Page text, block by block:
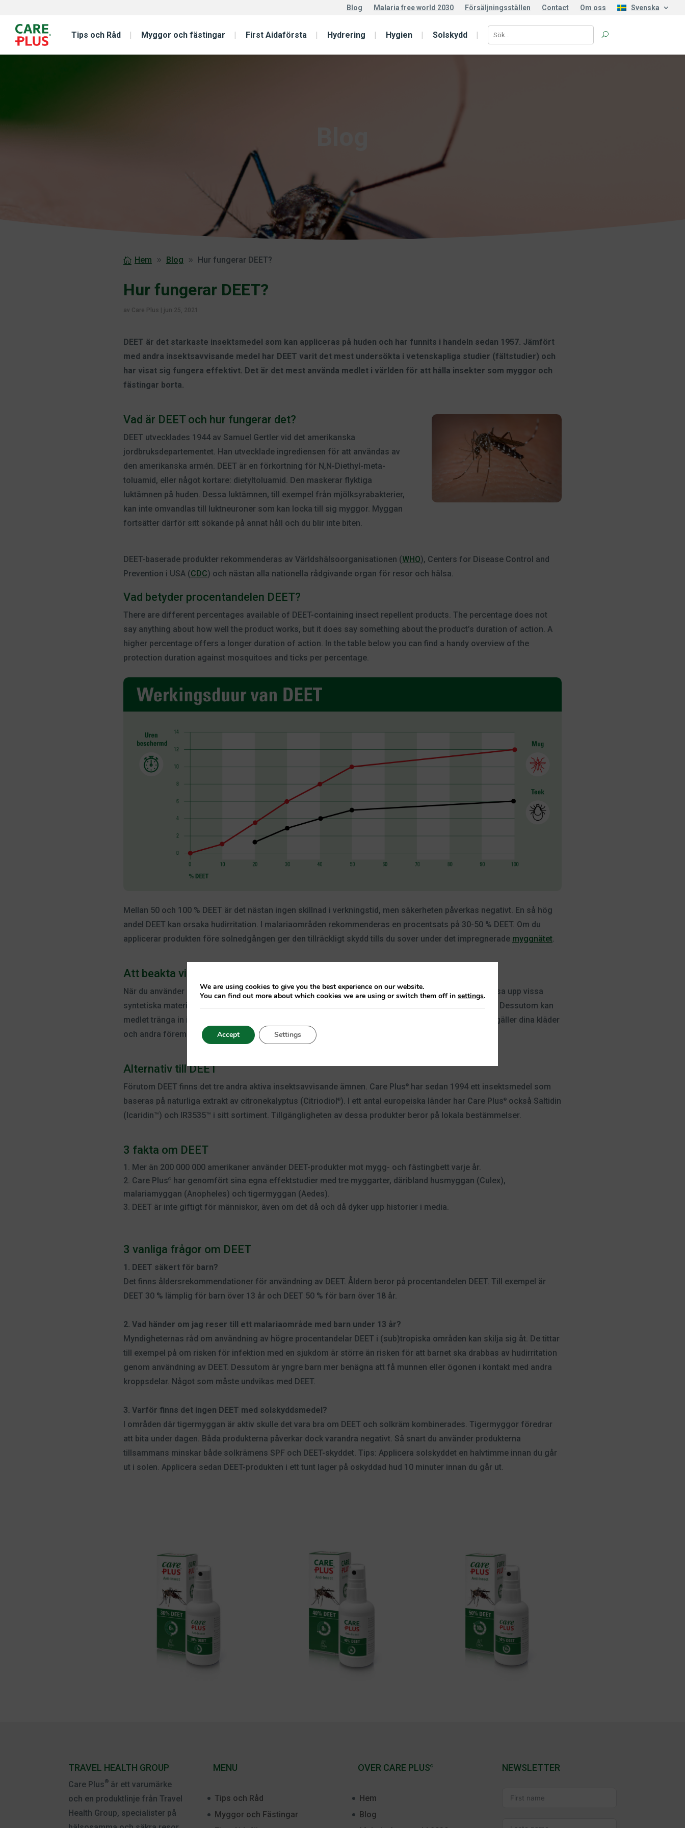
Blog Malaria free world 2030 Försäljningsställen Contact Om oss Svenska
Tips och Råd Myggor och fästingar First Aidaförsta Hydrering Hygien Solskydd
Hem Blog Hur fungerar DEET?
Hur fungerar DEET?
av Care Plus jun 25, 2021
DEET är det starkaste insektsmedel som kan appliceras på huden och har funnits i handeln sedan 1957. Jämfört
med andra insektsavvisande medel har DEET varit det mest undersökta i vetenskapliga studier (fältstudier) och
har visat sig fungera effektivt. Det är det mest använda medlet i världen för att hålla insekter som myggor och
fästingar borta.
Vad är DEET och hur fungerar det?
DEET utvecklades 1944 av Samuel Gertler vid det amerikanska
jordbruksdepartementet. Han utvecklade ingrediensen för att användas av
den amerikanska armén. DEET är en förkortning för N,N-Diethyl-meta-
toluamid, eller något kortare: dietyltoluamid. Den maskerar flyktiga
luktämnen på huden. Dessa luktämnen, till exempel från mjölksyrabakterier,
kan inte omvandlas till luktneuroner som kan locka till sig myggor. Myggan
fortsätter därför sitt sökande på annat håll och du blir inte biten.
DEET-baserade produkter rekommenderas av Världshälsoorganisationen (WHO), Centers for Disease Control and
Prevention i USA (CDC) och nästan alla nationella rådgivande organ för resor och hälsa.
Vad betyder procentandelen DEET?
There are different percentages available of DEET-containing insect repellent products. The percentage does not
say anything about how well the product works, but it does say something about the product’s duration of action. A
higher percentage offers a longer duration of action. In the table below you can find a handy overview of the
protection duration against mosquitoes and ticks per percentage.
Mellan 50 och 100 % DEET är det nästan ingen skillnad i verkningstid, men säkerheten påverkas negativt. En så hög
andel DEET kan orsaka hudirritation. I malariaområden rekommenderas en procentsats på 30-50 % DEET. Om du
applicerar produkten före solnedgången ger den tillräckligt skydd tills du sover under det impregnerade myggnätet.
Att beakta vid användning av DEET
När du använder produkter som innehåller DEET måste du ta hänsyn till ett antal saker. Medlet kan lösa upp vissa
syntetiska material som rayon, spandex, syntetiska tyger, målade eller lackerade ytor och nagellack. Dessutom kan
medlet tränga in i hårda plaster och göra dem mjukare och mer flexibla. Var därför försiktig när det gäller dina kläder
och andra föremål när du använder DEET.
Alternativ till DEET
Förutom DEET finns det tre andra aktiva insektsavvisande ämnen. Care Plus®har sedan 1994 ett insektsmedel som
baseras på naturliga extrakt av citronekalyptus (Citriodiol®). I ett antal europeiska länder har Care Plus®också Saltidin
(Icaridin™) och IR3535™ i sitt sortiment. Tillgängligheten av dessa produkter beror på lokala bestämmelser.
3 fakta om DEET
Mer än 200 000 000 amerikaner använder DEET-produkter mot mygg- och fästingbett varje år.
Care Plus®har genomfört sina egna effektstudier med tre myggarter, däribland husmyggan (Culex),
malariamyggan (Anopheles) och tigermyggan (Aedes).
DEET är inte giftigt för människor, även om det då och då dyker upp historier i media.
3 vanliga frågor om DEET
1. DEET säkert för barn?
Det finns åldersrekommendationer för användning av DEET. Åldern beror på procentandelen DEET. Till exempel är
DEET 30 % lämplig för barn över 13 år och DEET 50 % för barn över 18 år.
2. Vad händer om jag reser till ett malariaområde med barn under 13 år?
Myndigheternas råd om användning av högre procentandelar DEET i (sub)tropiska områden kan skilja sig åt. De tittar
till exempel på om risken för infektion med en sjukdom är större än risken för att barnet ska drabbas av hudirritation
genom användning av DEET. Dessutom är yngre barn mer benägna att få munnen eller ögonen i kontakt med andra
kroppsdelar. Något som måste undvikas med DEET.
3. Varför finns det ingen DEET med solskyddsmedel?
I områden där tigermyggan är aktiv skulle det vara bra om DEET och solkräm kombinerades. Tigermyggor föredrar
att bita under dagen. Båda produkterna påverkar dock varandra negativt. Så snart du använder produkterna
tillsammans minskar både solkrämens SPF och DEET-skyddet. Tips: Applicera solskyddet en halvtimme innan du går
ut i solen. Applicera sedan DEET-produkten i ett tunt lager på oskyddad hud 10 minuter innan du går ut.
TRAVEL HEALTH GROUP
Care Plus® är ett varumärke
och en produktlinje från Travel
Health Group, specialister på
MENU
Tips och Råd
Myggor och Fästingar
OVER CARE PLUS®
Hem
Blog
NEWSLETTER
We are using cookies to give you the best experience on our website.
You can find out more about which cookies we are using or switch them off in settings.
Accept Settings